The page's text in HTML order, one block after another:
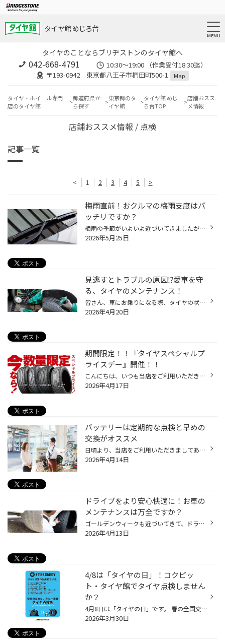
タイヤ館 めじろ台
タイヤのことならブリヂストンのタイヤ館へ
042-668-4791
10:30～19:00 （作業受付18:30迄）
〒193-0942 東京都八王子市椚田町500-1
Map
タイヤ・ホイール専門
店のタイヤ館
都道府県か
ら探す
東京都のタ
イヤ館
タイヤ館 めじ
ろ台TOP
店舗おスス
メ情報
店舗おススメ情報 / 点検
記事一覧
< 1 2 3 4 5 >
梅雨直前！おクルマの梅雨支度はバ
ッチリですか？
梅雨の季節がいよいよ近づいてきましたが、皆さんおクルマのコンディションはいかがでしょうか？ 雨の日の運転が増えるこれからの時期こそ、早めのメンテナンスがおすすめです。 今回は、雨の日でも安心して走行するためのおすすめメンテナンスポイントをご紹介いたします！ 現在、コクピット・タイ...
2026年5月25日
見逃すとトラブルの原因⁉愛車を守
る、タイヤのメンテナンス！
皆さん、車にお乗りになる際、タイヤの状態を気にしていますか？ 長く、安心して使って頂くためにタイヤのメンテナンスは欠かせません。 今回は定番から見落としがちなものまで、タイヤのメンテナンスについてご紹介いたします！ タイヤのおすすめメンテナンス３選！ 1.タイヤ点検/空気充填 定期的...
2026年4月20日
期間限定！！『タイヤスペシャルプ
ライスデー』開催！！
こんにちは、いつも当店をご利用いただきましてありがとうございます。 4/17(金)～4/26(日)まで、コクピット・タイヤ館におきまして、 期間限定！ サイズ限定！！ 数量限定！！！ お得にお買い求めいただける、「タイヤスペシャルプライスデー」がスタートします！ お得なタイヤのご紹介！！ ワゴン...
2026年4月17日
バッテリーは定期的な点検と早めの
交換がオススメ
日頃より、当店をご利用いただきましてありがとうございます。 本日は、バッテリーの点検・交換についてのご紹介です。 バッテリー交換ならコクピット・タイヤ館にお任せ！ 突然ですが、当店でおクルマのバッテリーの点検や交換ができることをご存じでしたか？ 専用の器具を用いて、バッテリーの状...
2026年4月14日
ドライブをより安心快適に！お車の
メンテナンスは万全ですか？
ゴールデンウィークも近づいてきて、ドライブやお車でのお出かけを予定されている方も 多くいらっしゃると思います。 安心してお出かけいただくためにも、久しぶりに運転される方、長距離運転のご予定がある方は 特にお車のメンテナンスを事前にしっかりしましょう！ 【お出かけ前のメンテナンスポ...
2026年4月13日
4/8は「タイヤの日」！コクピッ
ト・タイヤ館でタイヤ点検しません
か？
4月8日は「タイヤの日」です。 春の全国交通安全運動の実施月である4月と、輪（タイヤ）のイメージで8の語呂合わせで 一般社団法人日本自動車タイヤ協会（JATMA）が定めた記念日です。 こちらのタイヤの日に合わせて、コクピット・タイヤ館では『タイヤ点検・空気の補充強化』を行います！ 【どうし...
2026年3月30日